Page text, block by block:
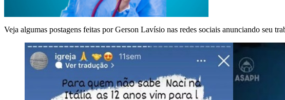
Veja algumas postagens feitas por Gerson Lavísio nas redes sociais anunciando seu